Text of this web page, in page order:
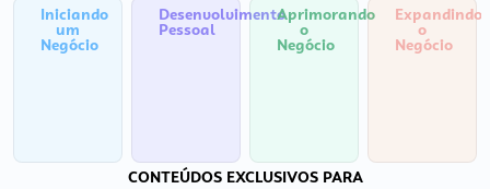
Iniciando
um
Negócio
Desenvolvimento
Pessoal
Aprimorando
o
Negócio
Expandindo
o
Negócio
CONTEÚDOS EXCLUSIVOS PARA